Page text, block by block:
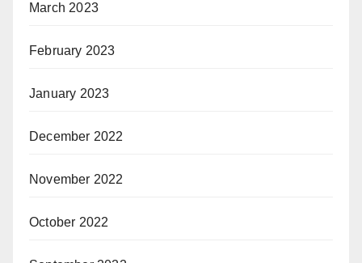
March 2023
February 2023
January 2023
December 2022
November 2022
October 2022